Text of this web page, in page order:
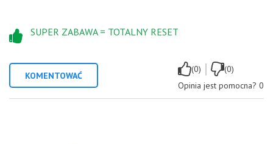
SUPER ZABAWA = TOTALNY RESET
KOMENTOWAĆ
(0) |
(0)
Opinia jest pomocna? 0